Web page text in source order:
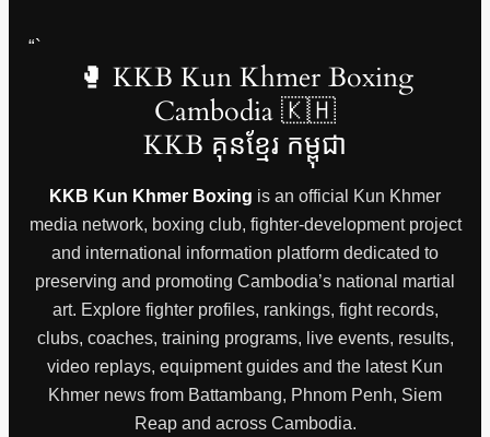
“`
🥊 KKB Kun Khmer Boxing
Cambodia 🇰🇭
KKB គុនខ្មែរ កម្ពុជា
KKB Kun Khmer Boxing is an official Kun Khmer
media network, boxing club, fighter-development project
and international information platform dedicated to
preserving and promoting Cambodia’s national martial
art. Explore fighter profiles, rankings, fight records,
clubs, coaches, training programs, live events, results,
video replays, equipment guides and the latest Kun
Khmer news from Battambang, Phnom Penh, Siem
Reap and across Cambodia.